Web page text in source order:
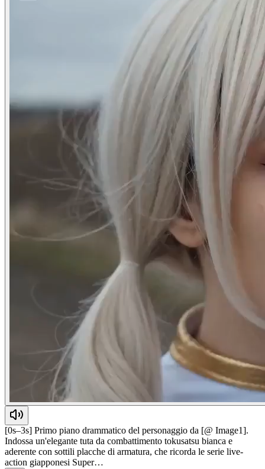
[0s–3s] Primo piano drammatico del personaggio da [@ Image1].
Indossa un'elegante tuta da combattimento tokusatsu bianca e
aderente con sottili placche di armatura, che ricorda le serie live-
action giapponesi Super…